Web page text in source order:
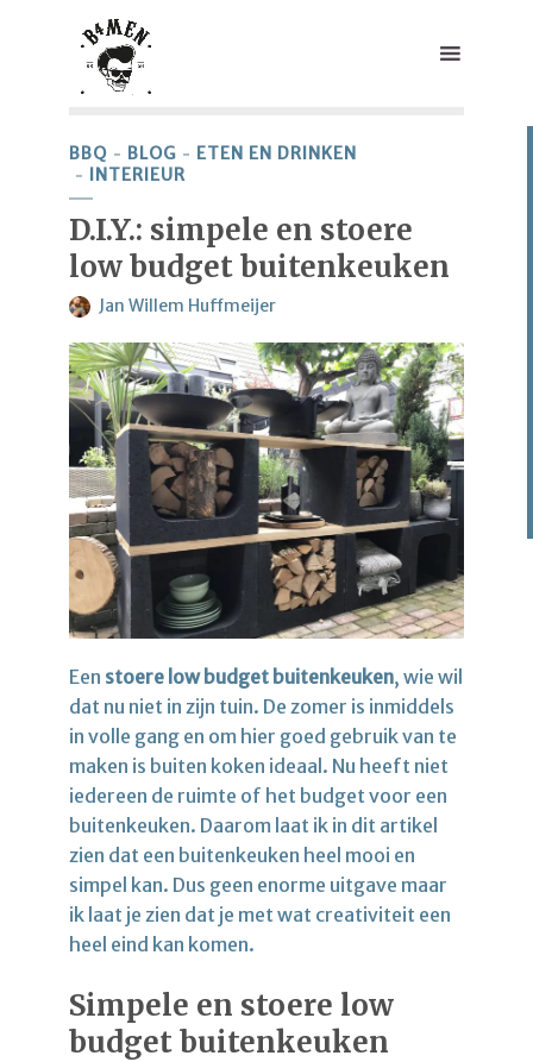
BBQ BLOG
ETEN EN DRINKEN
INTERIEUR
D.I.Y.: simpele en stoere
low budget buitenkeuken
Jan Willem Huffmeijer
Een stoere low budget buitenkeuken, wie wil
dat nu niet in zijn tuin. De zomer is inmiddels
in volle gang en om hier goed gebruik van te
maken is buiten koken ideaal. Nu heeft niet
iedereen de ruimte of het budget voor een
buitenkeuken. Daarom laat ik in dit artikel
zien dat een buitenkeuken heel mooi en
simpel kan. Dus geen enorme uitgave maar
ik laat je zien dat je met wat creativiteit een
heel eind kan komen.
Simpele en stoere low
budget buitenkeuken